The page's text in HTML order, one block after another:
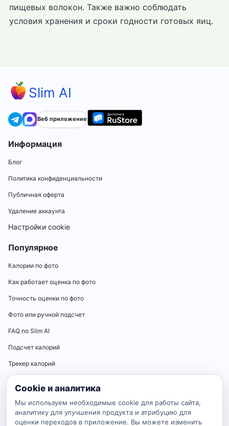
пищевых волокон. Также важно соблюдать
условия хранения и сроки годности готовых яиц.
Slim AI
Веб приложение
Информация
Блог
Политика конфиденциальности
Публичная оферта
Удаление аккаунта
Настройки cookie
Популярное
Калории по фото
Как работает оценка по фото
Точность оценки по фото
Фото или ручной подсчет
FAQ по Slim AI
Подсчет калорий
Трекер калорий
Калькуляторы
Калькулятор нормы калорий
Калькулятор ИМТ
Cookie и аналитика
Мы используем необходимые cookie для работы сайта,
аналитику для улучшения продукта и атрибуцию для
оценки переходов в приложение. Вы можете изменить